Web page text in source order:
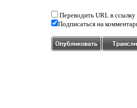
Переводить URL в ссылку
Подписаться на